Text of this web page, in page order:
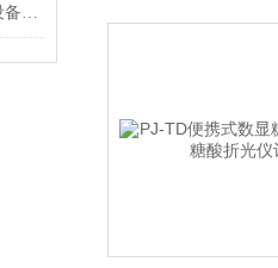
有机肥厂建设实验室化验仪器设备配套方案